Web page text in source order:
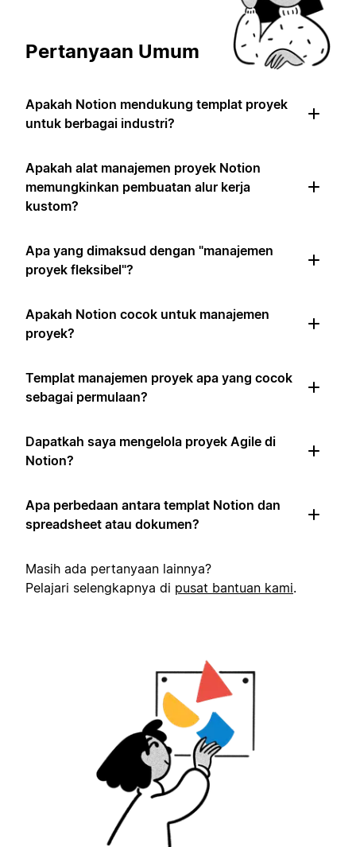
Pertanyaan Umum
Apakah Notion mendukung templat proyek
untuk berbagai industri?
Apakah alat manajemen proyek Notion
memungkinkan pembuatan alur kerja
kustom?
Apa yang dimaksud dengan "manajemen
proyek fleksibel"?
Apakah Notion cocok untuk manajemen
proyek?
Templat manajemen proyek apa yang cocok
sebagai permulaan?
Dapatkah saya mengelola proyek Agile di
Notion?
Apa perbedaan antara templat Notion dan
spreadsheet atau dokumen?
Masih ada pertanyaan lainnya?
Pelajari selengkapnya di pusat bantuan kami.